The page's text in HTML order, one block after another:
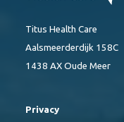
Titus Health Care
Aalsmeerderdijk 158C
1438 AX Oude Meer
Privacy